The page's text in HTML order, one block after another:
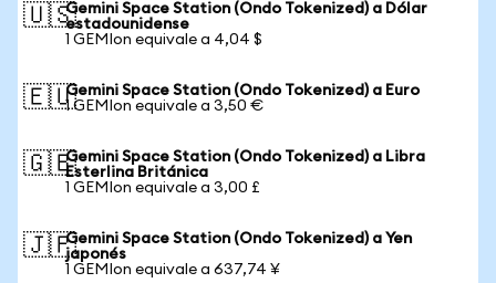
🇺🇸Gemini Space Station (Ondo Tokenized) a Dólar
estadounidense
1 GEMIon equivale a 4,04 $
🇪🇺Gemini Space Station (Ondo Tokenized) a Euro
1 GEMIon equivale a 3,50 €
🇬🇧Gemini Space Station (Ondo Tokenized) a Libra
Esterlina Británica
1 GEMIon equivale a 3,00 £
🇯🇵Gemini Space Station (Ondo Tokenized) a Yen
japonés
1 GEMIon equivale a 637,74 ¥